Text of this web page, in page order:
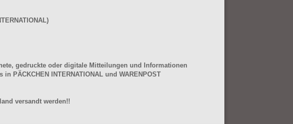
gedruckte oder digitale Mitteilungen und Informationen
PÄCKCHEN INTERNATIONAL und WARENPOST
versandt werden!!